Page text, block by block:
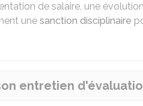
de salaire, une
une sanction disciplinaire
entretien